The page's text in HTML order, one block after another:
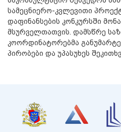
სამეცნიერო-კვლევითი
დაფინანსების კონკურსში
მსურველთათვის. დამსწრე
კოორდინატორებმა
პირობები და უპასუხეს